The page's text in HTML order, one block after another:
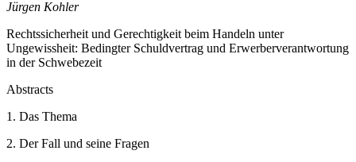
Jürgen Kohler
Rechtssicherheit und Gerechtigkeit beim Handeln unter
Ungewissheit: Bedingter Schuldvertrag und Erwerberverantwortung
in der Schwebezeit
Abstracts
1. Das Thema
2. Der Fall und seine Fragen